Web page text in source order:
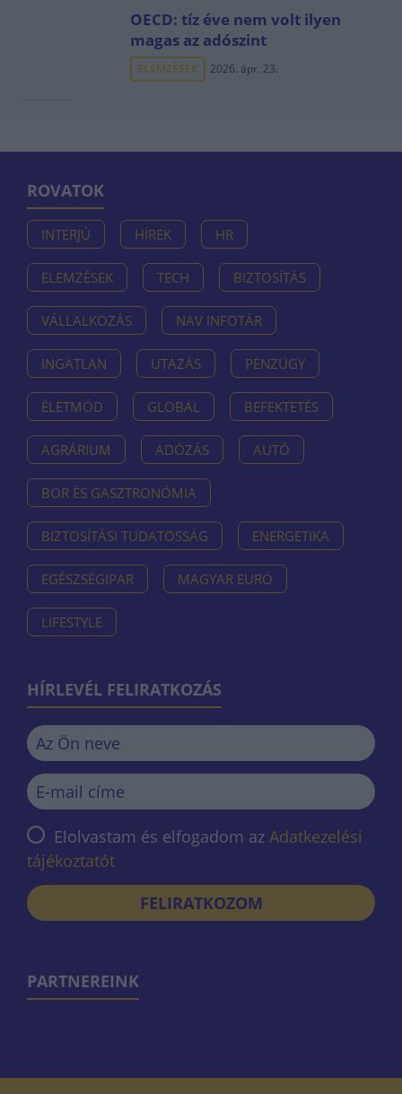
OECD: tíz éve nem volt ilyen
magas az adószint
ELEMZÉSEK 2026. ápr. 23.
ROVATOK
INTERJÚ HÍREK HR
ELEMZÉSEK TECH BIZTOSÍTÁS
VÁLLALKOZÁS NAV INFOTÁR
INGATLAN UTAZÁS PÉNZÜGY
ÉLETMÓD GLOBÁL BEFEKTETÉS
AGRÁRIUM ADÓZÁS AUTÓ
BOR ÉS GASZTRONÓMIA
BIZTOSÍTÁSI TUDATOSSÁG ENERGETIKA
EGÉSZSÉGIPAR MAGYAR EURÓ
LIFESTYLE
HÍRLEVÉL FELIRATKOZÁS
Elolvastam és elfogadom az Adatkezelési
tájékoztatót
FELIRATKOZOM
PARTNEREINK